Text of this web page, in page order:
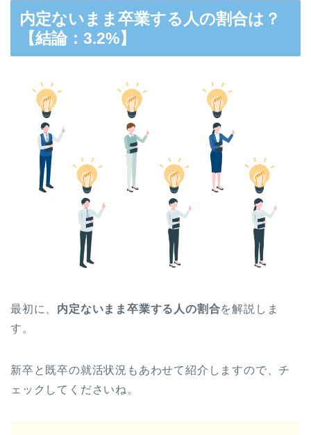
内定ないまま卒業する人の割合は？
【結論：3.2%】
最初に、 内定ないまま卒業する人の割合を解説しま
す。
新卒と既卒の就活状況もあわせて紹介しますので、チ
ェックしてくださいね。